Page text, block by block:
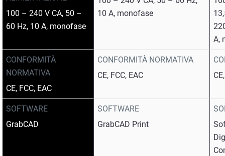
100 – 240 V CA, 50 –
60 Hz, 10 A, monofase
CONFORMITÀ
NORMATIVA
CE, FCC, EAC
SOFTWARE
GrabCAD
10 A, monofase
CONFORMITÀ NORMATIVA
CE, FCC, EAC
SOFTWARE
GrabCAD Print
A,